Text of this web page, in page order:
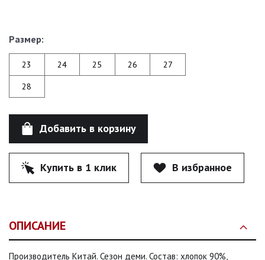
Размер:
23 24 25 26 27
28
Добавить в корзину
Купить в 1 клик В избранное
ОПИСАНИЕ
Производитель Китай. Сезон деми. Состав: хлопок 90%,